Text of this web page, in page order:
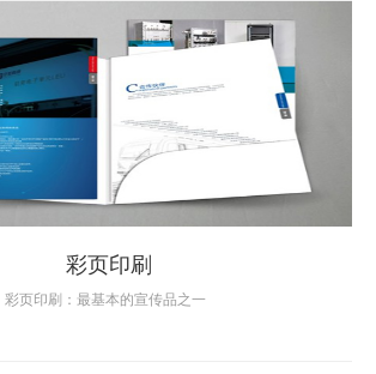
彩页印刷
彩页印刷：最基本的宣传品之一